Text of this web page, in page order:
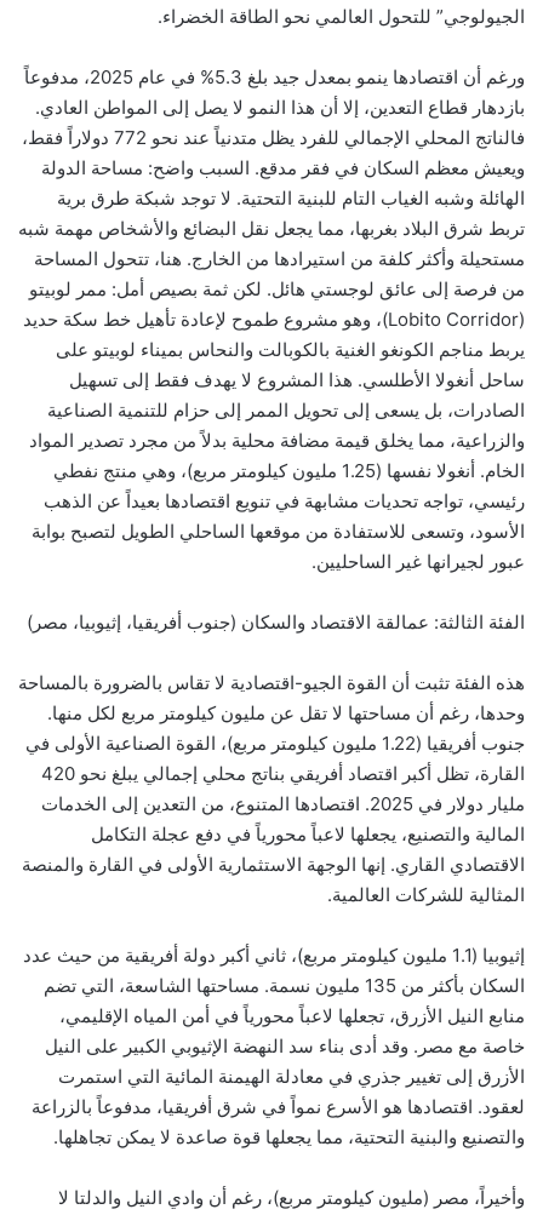
الجيولوجي” للتحول العالمي نحو الطاقة الخضراء.
ورغم أن اقتصادها ينمو بمعدل جيد بلغ 5.3% في عام 2025، مدفوعاً
بازدهار قطاع التعدين، إلا أن هذا النمو لا يصل إلى المواطن العادي.
فالناتج المحلي الإجمالي للفرد يظل متدنياً عند نحو 772 دولاراً فقط،
ويعيش معظم السكان في فقر مدقع. السبب واضح: مساحة الدولة
الهائلة وشبه الغياب التام للبنية التحتية. لا توجد شبكة طرق برية
تربط شرق البلاد بغربها، مما يجعل نقل البضائع والأشخاص مهمة شبه
مستحيلة وأكثر كلفة من استيرادها من الخارج. هنا، تتحول المساحة
من فرصة إلى عائق لوجستي هائل. لكن ثمة بصيص أمل: ممر لوبيتو
(Lobito Corridor)، وهو مشروع طموح لإعادة تأهيل خط سكة حديد
يربط مناجم الكونغو الغنية بالكوبالت والنحاس بميناء لوبيتو على
ساحل أنغولا الأطلسي. هذا المشروع لا يهدف فقط إلى تسهيل
الصادرات، بل يسعى إلى تحويل الممر إلى حزام للتنمية الصناعية
والزراعية، مما يخلق قيمة مضافة محلية بدلاً من مجرد تصدير المواد
الخام. أنغولا نفسها (1.25 مليون كيلومتر مربع)، وهي منتج نفطي
رئيسي، تواجه تحديات مشابهة في تنويع اقتصادها بعيداً عن الذهب
الأسود، وتسعى للاستفادة من موقعها الساحلي الطويل لتصبح بوابة
عبور لجيرانها غير الساحليين.
الفئة الثالثة: عمالقة الاقتصاد والسكان (جنوب أفريقيا، إثيوبيا، مصر)
هذه الفئة تثبت أن القوة الجيو-اقتصادية لا تقاس بالضرورة بالمساحة
وحدها، رغم أن مساحتها لا تقل عن مليون كيلومتر مربع لكل منها.
جنوب أفريقيا (1.22 مليون كيلومتر مربع)، القوة الصناعية الأولى في
القارة، تظل أكبر اقتصاد أفريقي بناتج محلي إجمالي يبلغ نحو 420
مليار دولار في 2025. اقتصادها المتنوع، من التعدين إلى الخدمات
المالية والتصنيع، يجعلها لاعباً محورياً في دفع عجلة التكامل
الاقتصادي القاري. إنها الوجهة الاستثمارية الأولى في القارة والمنصة
المثالية للشركات العالمية.
إثيوبيا (1.1 مليون كيلومتر مربع)، ثاني أكبر دولة أفريقية من حيث عدد
السكان بأكثر من 135 مليون نسمة. مساحتها الشاسعة، التي تضم
منابع النيل الأزرق، تجعلها لاعباً محورياً في أمن المياه الإقليمي،
خاصة مع مصر. وقد أدى بناء سد النهضة الإثيوبي الكبير على النيل
الأزرق إلى تغيير جذري في معادلة الهيمنة المائية التي استمرت
لعقود. اقتصادها هو الأسرع نمواً في شرق أفريقيا، مدفوعاً بالزراعة
والتصنيع والبنية التحتية، مما يجعلها قوة صاعدة لا يمكن تجاهلها.
وأخيراً، مصر (مليون كيلومتر مربع)، رغم أن وادي النيل والدلتا لا